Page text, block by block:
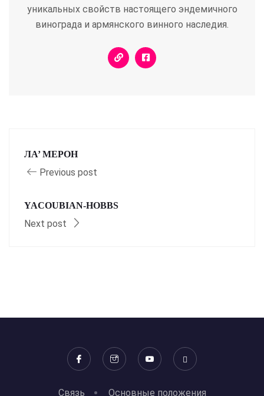
уникальных свойств настоящего эндемичного
винограда и армянского винного наследия.
ЛА’ МЕРОН
Previous post
YACOUBIAN-HOBBS
Next post
Связь Основные положения